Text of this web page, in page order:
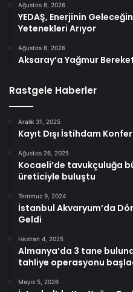
Ağustos 8, 2026
YEDAŞ, Enerjinin
Yetenekleri Arıyor
Ağustos 8, 2026
Aksaray’a Yağmur
Rastgele Haberler
Aralık 31, 2025
Kayıt Dışı İstihdam
Ağustos 26, 2025
Kocaeli’de tavukçuluğa
üreticiyle buluştu
Temmuz 9, 2024
İstanbul Akvaryum’da
Geldi
Haziran 4, 2025
Almanya’da 3 tane
tahliye operasyonu
Mayıs 5, 2026